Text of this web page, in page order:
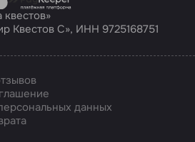
Квестов С», ИНН 9725168751
данных